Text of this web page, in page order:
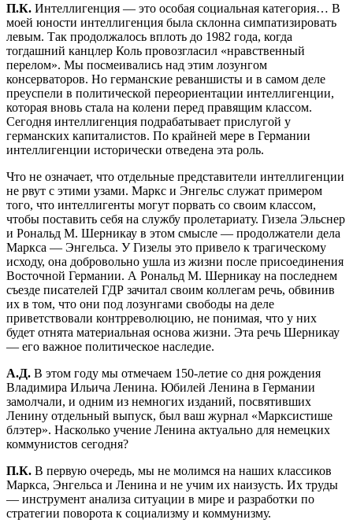
П.К. Интеллигенция — это особая социальная категория… В
моей юности интеллигенция была склонна симпатизировать
левым. Так продолжалось вплоть до 1982 года, когда
тогдашний канцлер Коль провозгласил «нравственный
перелом». Мы посмеивались над этим лозунгом
консерваторов. Но германские реваншисты и в самом деле
преуспели в политической переориентации интеллигенции,
которая вновь стала на колени перед правящим классом.
Сегодня интеллигенция подрабатывает прислугой у
германских капиталистов. По крайней мере в Германии
интеллигенции исторически отведена эта роль.
Что не означает, что отдельные представители интеллигенции
не рвут с этими узами. Маркс и Энгельс служат примером
того, что интеллигенты могут порвать со своим классом,
чтобы поставить себя на службу пролетариату. Гизела Эльснер
и Рональд М. Шерникау в этом смысле — продолжатели дела
Маркса — Энгельса. У Гизелы это привело к трагическому
исходу, она добровольно ушла из жизни после присоединения
Восточной Германии. А Рональд М. Шерникау на последнем
съезде писателей ГДР зачитал своим коллегам речь, обвинив
их в том, что они под лозунгами свободы на деле
приветствовали контрреволюцию, не понимая, что у них
будет отнята материальная основа жизни. Эта речь Шерникау
— его важное политическое наследие.
А.Д. В этом году мы отмечаем 150-летие со дня рождения
Владимира Ильича Ленина. Юбилей Ленина в Германии
замолчали, и одним из немногих изданий, посвятивших
Ленину отдельный выпуск, был ваш журнал «Марксистише
блэтер». Насколько учение Ленина актуально для немецких
коммунистов сегодня?
П.К. В первую очередь, мы не молимся на наших классиков
Маркса, Энгельса и Ленина и не учим их наизусть. Их труды
— инструмент анализа ситуации в мире и разработки по
стратегии поворота к социализму и коммунизму.